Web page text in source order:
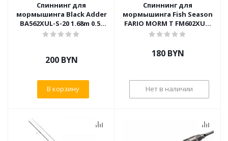
Спиннинг для
мормышинга Black Adder
BA562XUL-S-20 1.68m 0.5-
1.2gr
200BYN
В корзину
Спиннинг для
мормышинга Fish Season
FARIO MORM T FM602XUL-
T-H4G1Fj 1.80m 0.5-3gr
180BYN
Нет в наличии